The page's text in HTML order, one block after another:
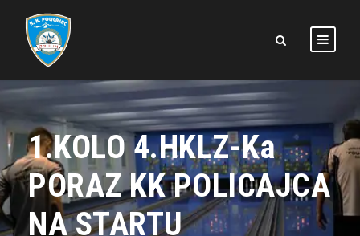
1.KOLO 4.HKLZ-Ka
PORAZ KK POLICAJCA
NA STARTU